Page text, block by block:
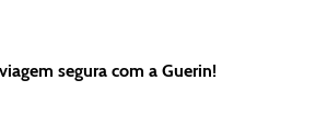
segura com a Guerin!